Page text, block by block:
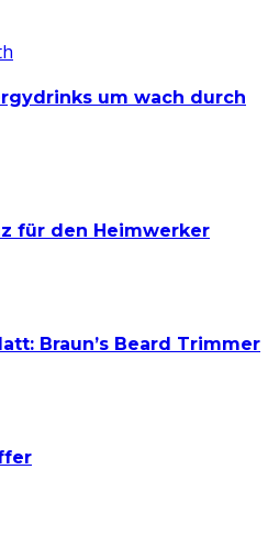
um wach durch
für den Heimwerker
Braun’s Beard Trimmer